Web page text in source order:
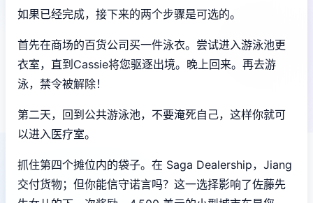
如果已经完成，接下来的两个步骤是可选的。
首先在商场的百货公司买一件泳衣。尝试进入游泳池更
衣室，直到Cassie将您驱逐出境。晚上回来。再去游
泳，禁令被解除！
第二天，回到公共游泳池，不要淹死自己，这样你就可
以进入医疗室。
抓住第四个摊位内的袋子。在 Saga Dealership，Jiang
交付货物；但你能信守诺言吗？这一选择影响了佐藤先